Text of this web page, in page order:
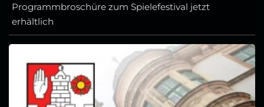
Programmbroschüre zum Spielefestival jetzt
erhältlich